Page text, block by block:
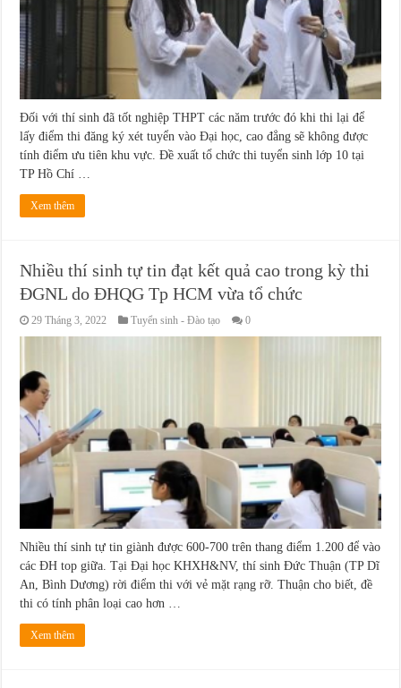
Đối với thí sinh đã tốt nghiệp THPT các năm trước đó khi thi lại để
lấy điểm thi đăng ký xét tuyển vào Đại học, cao đẳng sẽ không được
tính điểm ưu tiên khu vực. Đề xuất tổ chức thi tuyển sinh lớp 10 tại
TP Hồ Chí …
Xem thêm
Nhiều thí sinh tự tin đạt kết quả cao trong kỳ thi
ĐGNL do ĐHQG Tp HCM vừa tổ chức
29 Tháng 3, 2022 Tuyển sinh - Đào tạo 0
Nhiều thí sinh tự tin giành được 600-700 trên thang điểm 1.200 để vào
các ĐH top giữa. Tại Đại học KHXH&NV, thí sinh Đức Thuận (TP Dĩ
An, Bình Dương) rời điểm thi với vẻ mặt rạng rỡ. Thuận cho biết, đề
thi có tính phân loại cao hơn …
Xem thêm